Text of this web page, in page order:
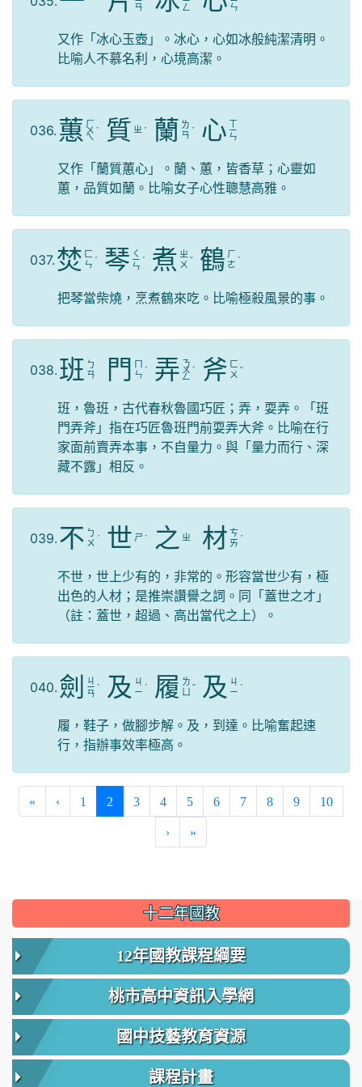
ㄢ ㄥ ㄣ
又作「冰心玉壺」。冰心，心如冰般純潔清明。
比喻人不慕名利，心境高潔。
036. 蕙 ㄏ
ㄨ
ㄟ
ˋ 質 ㄓ ˊ 蘭 ㄌ
ㄢ ˊ 心 ㄒ
ㄧ
ㄣ
又作「蘭質蕙心」。蘭、蕙，皆香草；心靈如
蕙，品質如蘭。比喻女子心性聰慧高雅。
037. 焚 ㄈ
ㄣ ˊ 琴 ㄑ
ㄧ
ㄣ
ˊ 煮 ㄓ
ㄨ ˇ 鶴 ㄏ
ㄜ ˋ
把琴當柴燒，烹煮鶴來吃。比喻極殺風景的事。
038. 班 ㄅ
ㄢ
門
ㄇ
ㄣ ˊ 弄 ㄋ
ㄨ
ㄥ
ˋ 斧 ㄈ
ㄨ ˇ
班，魯班，古代春秋魯國巧匠；弄，耍弄。「班
門弄斧」指在巧匠魯班門前耍弄大斧。比喻在行
家面前賣弄本事，不自量力。與「量力而行、深
藏不露」相反。
039. 不 ㄅ
ㄨ ˊ 世 ㄕ ˋ 之 ㄓ 材 ㄘ
ㄞ ˊ
不世，世上少有的，非常的。形容當世少有，極
出色的人材；是推崇讚譽之詞。同「蓋世之才」
（註：蓋世，超過、高出當代之上）。
040. 劍 ㄐ
ㄧ
ㄢ
ˋ 及 ㄐ
ㄧ ˊ 履 ㄌ
ˇ 及 ㄐ
ㄧ ˊ
履，鞋子，做腳步解。及，到達。比喻奮起速
行，指辦事效率極高。
« ‹ 1 2 (current)
3 4 5 6 7 8 9 10
› »
::: 十二年國教
12年國教課程綱要
桃市高中資訊入學網
國中技藝教育資源
課程計畫